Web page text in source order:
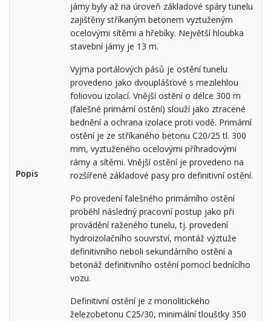
Popis
jámy byly až na úroveň základové spáry tunelu
zajištěny stříkaným betonem vyztuženým
ocelovými sítěmi a hřebíky. Největší hloubka
stavební jámy je 13 m.
Vyjma portálových pásů je ostění tunelu
provedeno jako dvouplášťové s mezilehlou
foliovou izolací. Vnější ostění o délce 300 m
(falešné primární ostění) slouží jako ztracené
bednění a ochrana izolace proti vodě. Primární
ostění je ze stříkaného betonu C20/25 tl. 300
mm, vyztuženého ocelovými příhradovými
rámy a sítěmi. Vnější ostění je provedeno na
rozšířené základové pasy pro definitivní ostění.
Po provedení falešného primárního ostění
proběhl následný pracovní postup jako při
provádění raženého tunelu, tj. provedení
hydroizolačního souvrství, montáž výztuže
definitivního neboli sekundárního ostění a
betonáž definitivního ostění pomocí bednícího
vozu.
Definitivní ostění je z monolitického
železobetonu C25/30, minimální tloušťky 350